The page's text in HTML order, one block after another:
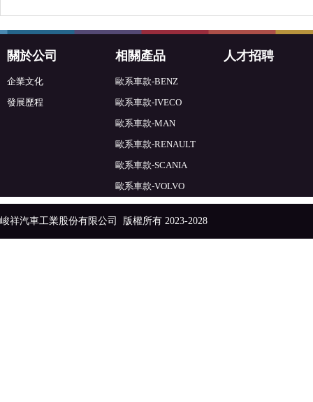
關於公司
企業文化
發展歷程
相關產品
歐系車款-BENZ
歐系車款-IVECO
歐系車款-MAN
歐系車款-RENAULT
歐系車款-SCANIA
歐系車款-VOLVO
人才招聘
峻祥汽車工業股份有限公司 版權所有 2023-2028